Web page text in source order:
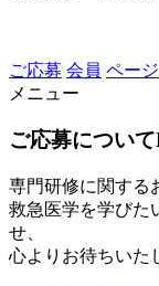
ご応募 会員 ペー
メニュー
ご応募について
専門研修に関する
救急医学を学びた
せ、
心よりお待ちいた